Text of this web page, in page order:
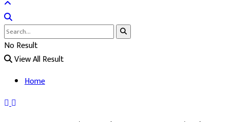
No Result
View All Result
Home